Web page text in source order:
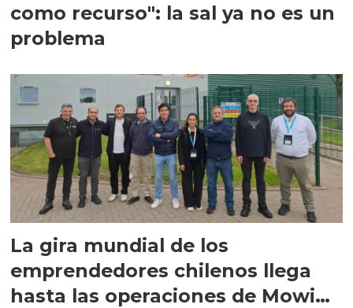
como recurso": la sal ya no es un
problema
La gira mundial de los
emprendedores chilenos llega
hasta las operaciones de Mowi